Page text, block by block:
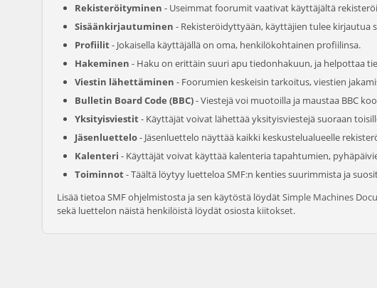
Rekisteröityminen - Useimmat foorumit vaativat käyttäjältä
Sisäänkirjautuminen - Rekisteröidyttyään, käyttäjien tulee
Profiilit- Jokaisella käyttäjällä on oma, henkilökohtainen profiilinsa.
Hakeminen - Haku on erittäin suuri apu tiedonhakuun, ja helpottaa
Viestin lähettäminen - Foorumien keskeisin tarkoitus, viestien
Bulletin Board Code (BBC)- Viestejä voi muotoilla ja maustaa BBC
Yksityisviestit- Käyttäjät voivat lähettää yksityisviestejä suoraan
Jäsenluettelo- Jäsenluettelo näyttää kaikki keskustelualueelle
Kalenteri - Käyttäjät voivat käyttää kalenteria tapahtumien,
Toiminnot- Täältä löytyy luetteloa SMF:n kenties suurimmista ja
Lisää tietoa SMF ohjelmistosta ja sen käytöstä löydätSimple Machines
sekä luettelon näistä henkilöistä löydät osiosta kiitokset.